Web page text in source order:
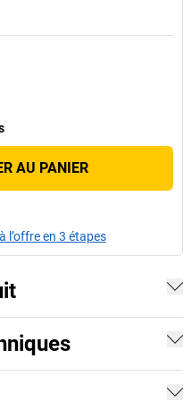
AU PANIER
l’offre en 3 étapes